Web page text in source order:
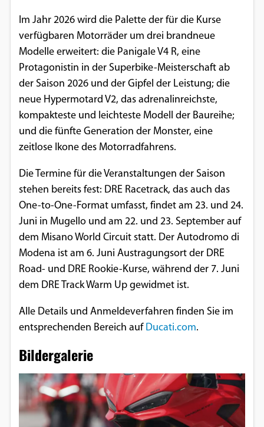
Im Jahr 2026 wird die Palette der für die Kurse
verfügbaren Motorräder um drei brandneue
Modelle erweitert: die Panigale V4 R, eine
Protagonistin in der Superbike-Meisterschaft ab
der Saison 2026 und der Gipfel der Leistung; die
neue Hypermotard V2, das adrenalinreichste,
kompakteste und leichteste Modell der Baureihe;
und die fünfte Generation der Monster, eine
zeitlose Ikone des Motorradfahrens.
Die Termine für die Veranstaltungen der Saison
stehen bereits fest: DRE Racetrack, das auch das
One-to-One-Format umfasst, findet am 23. und 24.
Juni in Mugello und am 22. und 23. September auf
dem Misano World Circuit statt. Der Autodromo di
Modena ist am 6. Juni Austragungsort der DRE
Road- und DRE Rookie-Kurse, während der 7. Juni
dem DRE Track Warm Up gewidmet ist.
Alle Details und Anmeldeverfahren finden Sie im
entsprechenden Bereich auf Ducati.com.
Bildergalerie